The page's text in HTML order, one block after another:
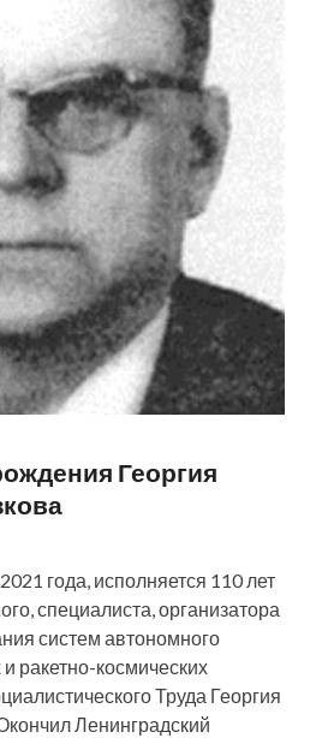
Георгия
года, исполняется 110 лет
специалиста, организатора
систем автономного
ракетно-космических
Труда Георгия
Ленинградский